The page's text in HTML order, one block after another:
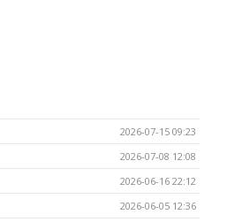
2026-07-15 09:23
2026-07-08 12:08
2026-06-16 22:12
2026-06-05 12:36